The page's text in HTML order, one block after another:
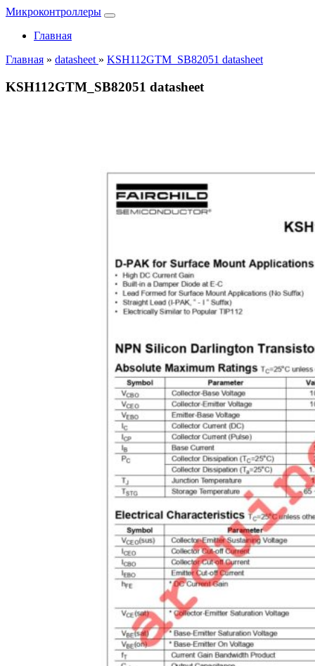
Микроконтроллеры
Главная
Главная » datasheet » KSH112GTM_SB82051 datasheet
KSH112GTM_SB82051 datasheet